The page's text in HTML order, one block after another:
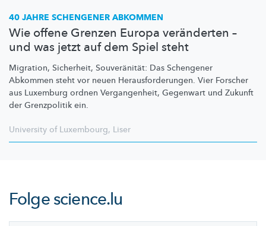
40 JAHRE SCHENGENER ABKOMMEN
Wie offene Grenzen Europa veränderten –
und was jetzt auf dem Spiel steht
Migration, Sicherheit, Souveränität: Das Schengener
Abkommen steht vor neuen Herausforderungen. Vier Forscher
aus Luxemburg ordnen Vergangenheit, Gegenwart und Zukunft
der Grenzpolitik ein.
University of Luxembourg, Liser
Folgescience.lu